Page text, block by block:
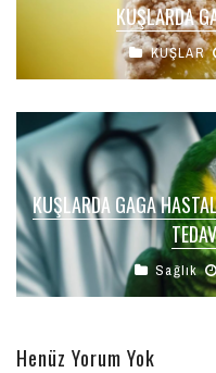
KUŞLARDA
KUŞLAR
KUŞLARDA GAGA
Sağlık
Henüz Yorum Yok